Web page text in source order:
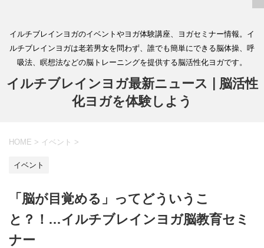
イルチブレインヨガのイベントやヨガ体験講座、ヨガセミナー情報。イ
ルチブレインヨガは老若男女を問わず、誰でも簡単にできる脳体操、呼
吸法、瞑想法などの脳トレーニングを提供する脳活性化ヨガです。
イルチブレインヨガ最新ニュース | 脳活性
化ヨガを体験しよう
HOME > イベント >
イベント
「脳が目覚める」ってどういうこ
と？！…イルチブレインヨガ脳教育セミ
ナー